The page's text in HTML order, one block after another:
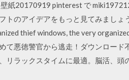
紙20170919 pinterest で
トのアイデアをもっと見てみましょ
thief windows, the very
て悪徳警官から逃走！ダウンロー
リラックスタイムに最適。脳活、頭